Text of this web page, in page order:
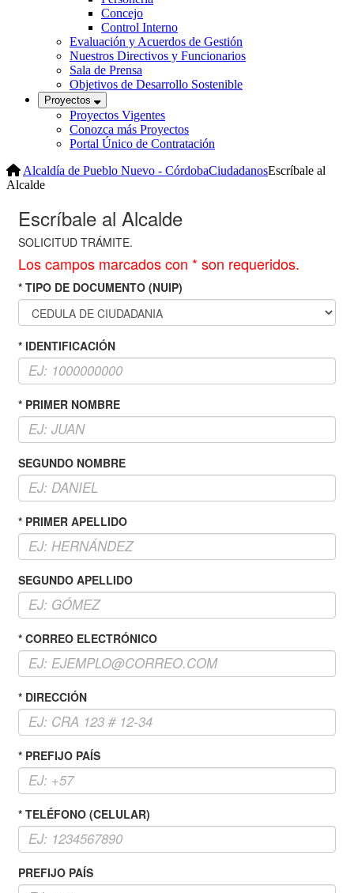
Concejo
Control Interno
Evaluación y Acuerdos de Gestión
Nuestros Directivos y Funcionarios
Sala de Prensa
Objetivos de Desarrollo Sostenible
Proyectos
Proyectos Vigentes
Conozca más Proyectos
Portal Único de Contratación
Alcaldía de Pueblo Nuevo - CórdobaCiudadanosEscríbale al
Alcalde